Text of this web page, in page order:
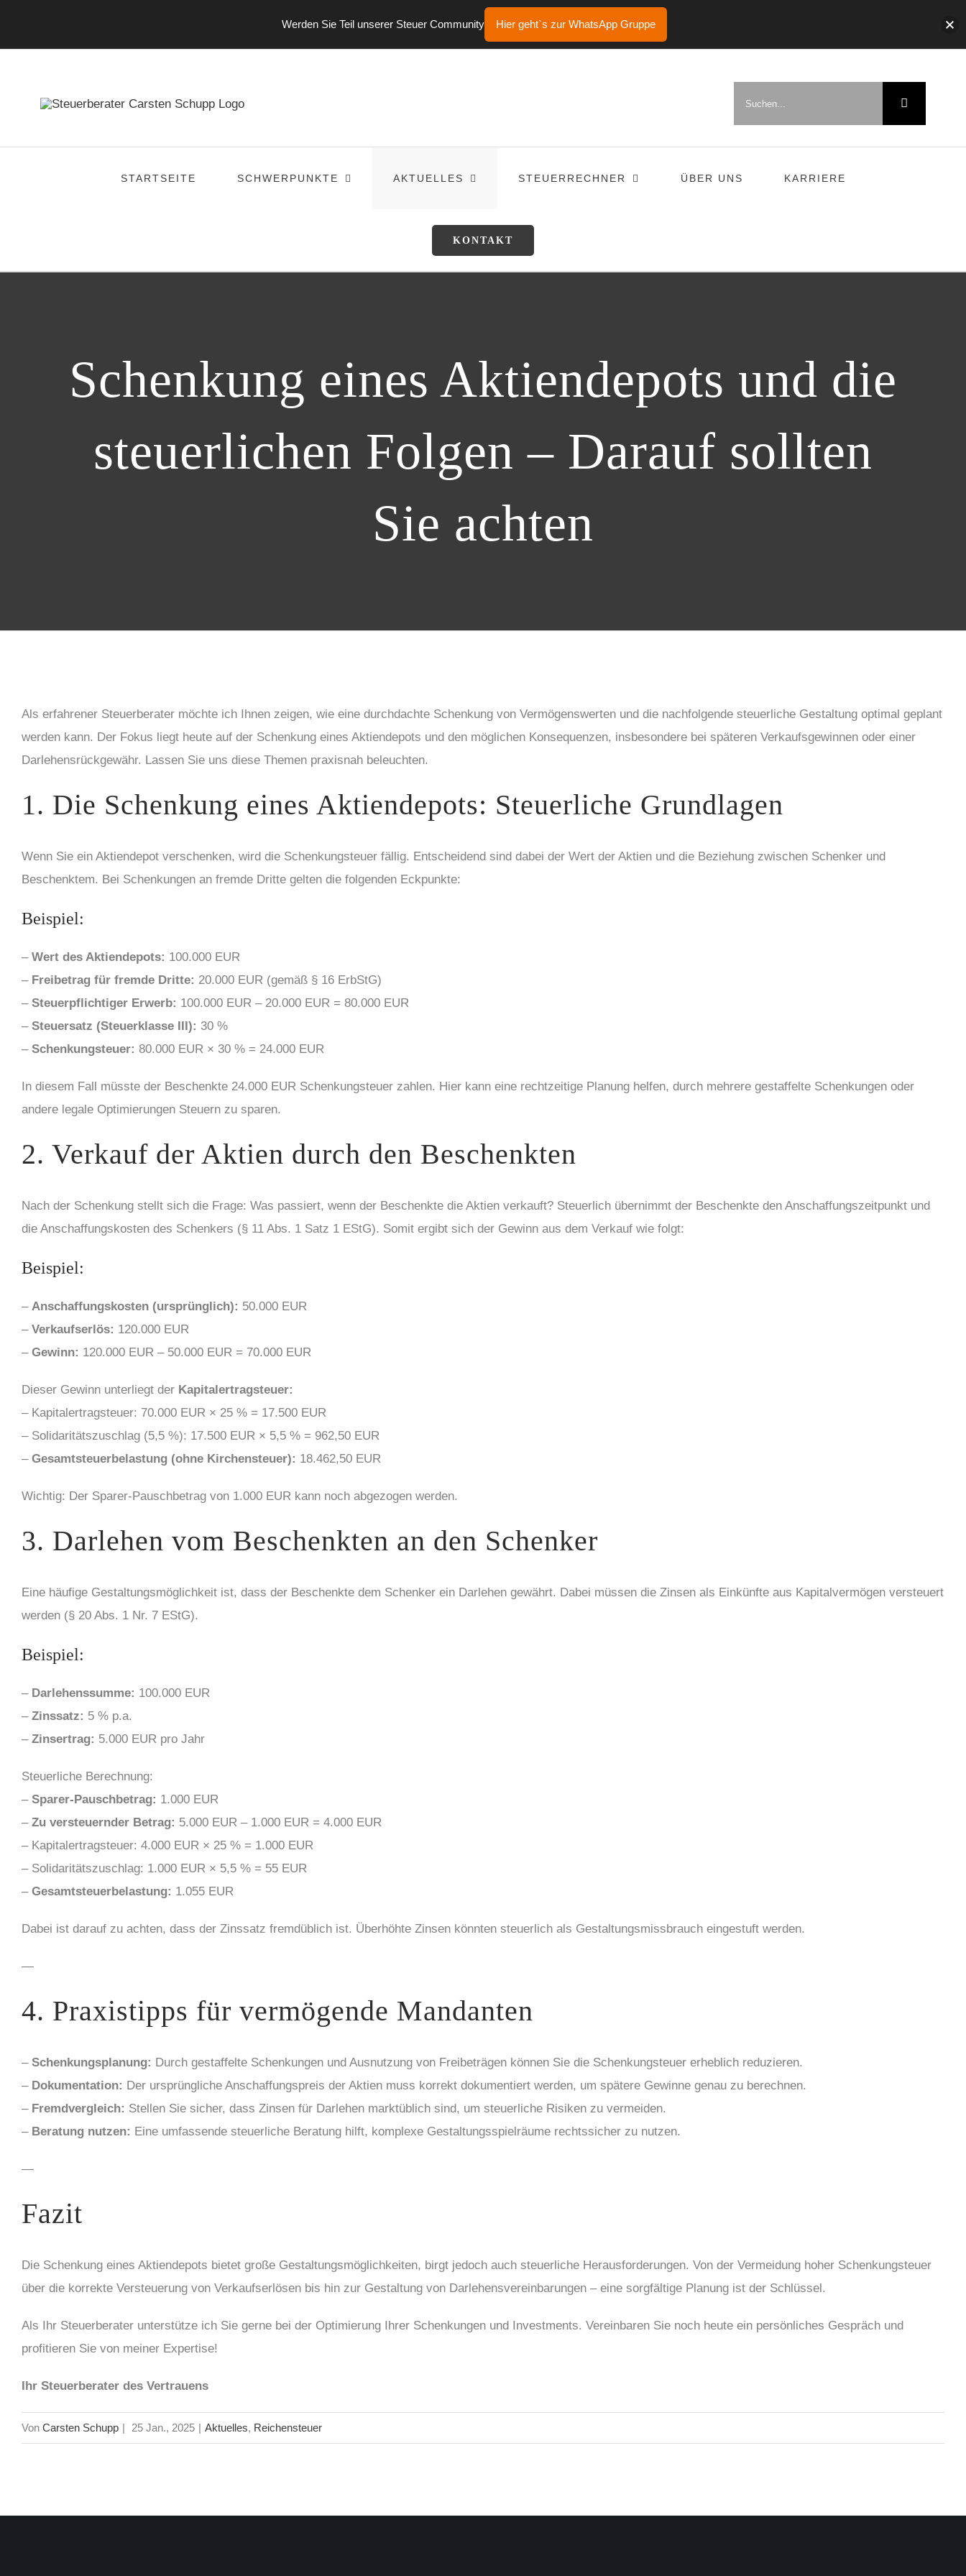
springen
STARTSEITE SCHWERPUNKTE AKTUELLES STEUERRECHNER ÜBER UNS KARRIERE
KONTAKT
Schenkung eines Aktiendepots und die
steuerlichen Folgen – Darauf sollten
Sie achten
Als erfahrener Steuerberater möchte ich Ihnen zeigen, wie eine durchdachte Schenkung von Vermögenswerten und die nachfolgende steuerliche Gestaltung optimal geplant
werden kann. Der Fokus liegt heute auf der Schenkung eines Aktiendepots und den möglichen Konsequenzen, insbesondere bei späteren Verkaufsgewinnen oder einer
Darlehensrückgewähr. Lassen Sie uns diese Themen praxisnah beleuchten.
1. Die Schenkung eines Aktiendepots: Steuerliche Grundlagen
Wenn Sie ein Aktiendepot verschenken, wird die Schenkungsteuer fällig. Entscheidend sind dabei der Wert der Aktien und die Beziehung zwischen Schenker und
Beschenktem. Bei Schenkungen an fremde Dritte gelten die folgenden Eckpunkte:
Beispiel:
– Wert des Aktiendepots: 100.000 EUR
– Freibetrag für fremde Dritte: 20.000 EUR (gemäß § 16 ErbStG)
– Steuerpflichtiger Erwerb: 100.000 EUR – 20.000 EUR = 80.000 EUR
– Steuersatz (Steuerklasse III): 30 %
– Schenkungsteuer: 80.000 EUR × 30 % = 24.000 EUR
In diesem Fall müsste der Beschenkte 24.000 EUR Schenkungsteuer zahlen. Hier kann eine rechtzeitige Planung helfen, durch mehrere gestaffelte Schenkungen oder
andere legale Optimierungen Steuern zu sparen.
2. Verkauf der Aktien durch den Beschenkten
Nach der Schenkung stellt sich die Frage: Was passiert, wenn der Beschenkte die Aktien verkauft? Steuerlich übernimmt der Beschenkte den Anschaffungszeitpunkt und
die Anschaffungskosten des Schenkers (§ 11 Abs. 1 Satz 1 EStG). Somit ergibt sich der Gewinn aus dem Verkauf wie folgt:
Beispiel:
– Anschaffungskosten (ursprünglich): 50.000 EUR
– Verkaufserlös: 120.000 EUR
– Gewinn: 120.000 EUR – 50.000 EUR = 70.000 EUR
Dieser Gewinn unterliegt der Kapitalertragsteuer:
– Kapitalertragsteuer: 70.000 EUR × 25 % = 17.500 EUR
– Solidaritätszuschlag (5,5 %): 17.500 EUR × 5,5 % = 962,50 EUR
– Gesamtsteuerbelastung (ohne Kirchensteuer): 18.462,50 EUR
Wichtig: Der Sparer-Pauschbetrag von 1.000 EUR kann noch abgezogen werden.
3. Darlehen vom Beschenkten an den Schenker
Eine häufige Gestaltungsmöglichkeit ist, dass der Beschenkte dem Schenker ein Darlehen gewährt. Dabei müssen die Zinsen als Einkünfte aus Kapitalvermögen versteuert
werden (§ 20 Abs. 1 Nr. 7 EStG).
Beispiel:
– Darlehenssumme: 100.000 EUR
– Zinssatz: 5 % p.a.
– Zinsertrag: 5.000 EUR pro Jahr
Steuerliche Berechnung:
– Sparer-Pauschbetrag: 1.000 EUR
– Zu versteuernder Betrag: 5.000 EUR – 1.000 EUR = 4.000 EUR
– Kapitalertragsteuer: 4.000 EUR × 25 % = 1.000 EUR
– Solidaritätszuschlag: 1.000 EUR × 5,5 % = 55 EUR
– Gesamtsteuerbelastung: 1.055 EUR
Dabei ist darauf zu achten, dass der Zinssatz fremdüblich ist. Überhöhte Zinsen könnten steuerlich als Gestaltungsmissbrauch eingestuft werden.
—
4. Praxistipps für vermögende Mandanten
– Schenkungsplanung: Durch gestaffelte Schenkungen und Ausnutzung von Freibeträgen können Sie die Schenkungsteuer erheblich reduzieren.
– Dokumentation: Der ursprüngliche Anschaffungspreis der Aktien muss korrekt dokumentiert werden, um spätere Gewinne genau zu berechnen.
– Fremdvergleich: Stellen Sie sicher, dass Zinsen für Darlehen marktüblich sind, um steuerliche Risiken zu vermeiden.
– Beratung nutzen: Eine umfassende steuerliche Beratung hilft, komplexe Gestaltungsspielräume rechtssicher zu nutzen.
—
Fazit
Die Schenkung eines Aktiendepots bietet große Gestaltungsmöglichkeiten, birgt jedoch auch steuerliche Herausforderungen. Von der Vermeidung hoher Schenkungsteuer
über die korrekte Versteuerung von Verkaufserlösen bis hin zur Gestaltung von Darlehensvereinbarungen – eine sorgfältige Planung ist der Schlüssel.
Als Ihr Steuerberater unterstütze ich Sie gerne bei der Optimierung Ihrer Schenkungen und Investments. Vereinbaren Sie noch heute ein persönliches Gespräch und
profitieren Sie von meiner Expertise!
Ihr Steuerberater des Vertrauens
Von Carsten Schupp | 25 Jan., 2025 | Aktuelles, Reichensteuer
Werden Sie Teil unserer Steuer Community Hier geht`s zur WhatsApp Gruppe